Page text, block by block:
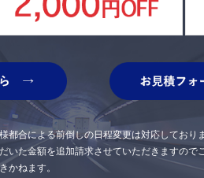
都合による前倒しの日程変更は対応しており
いた金額を追加請求させていただきますので
かねます。